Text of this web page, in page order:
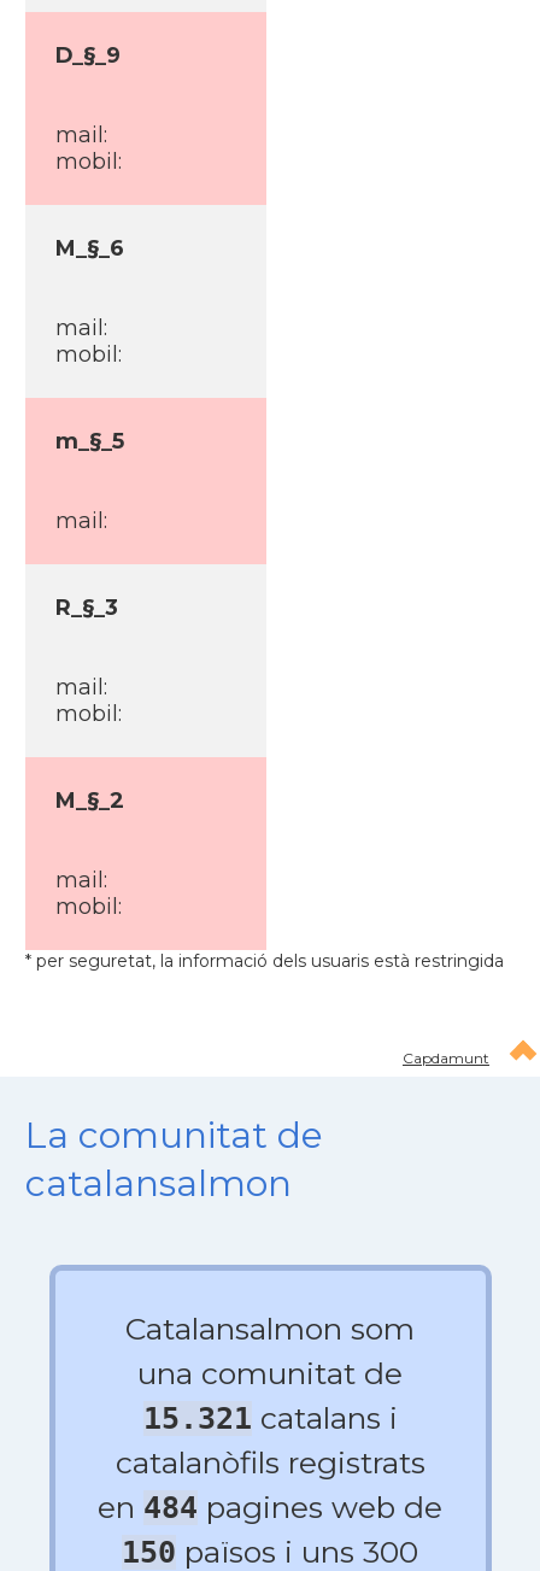
D_§_9
mail:
mobil:
M_§_6
mail:
mobil:
m_§_5
mail:
R_§_3
mail:
mobil:
M_§_2
mail:
mobil:
* per seguretat, la informació dels usuaris està restringida
Capdamunt
La comunitat de
catalansalmon
Catalansalmon som
una comunitat de
15.321 catalans i
catalanòfils registrats
en 484 pagines web de
150 països i uns 300